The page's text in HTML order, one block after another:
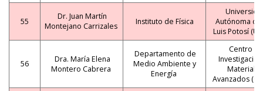
55
Dr. Juan Martín
Montejano Carrizales
Instituto de Física
Autónoma de
Luis Potosí
56
Dra. María Elena
Montero Cabrera
Departamento de
Medio Ambiente y
Energía
Centro de
Materiales
Avanzados